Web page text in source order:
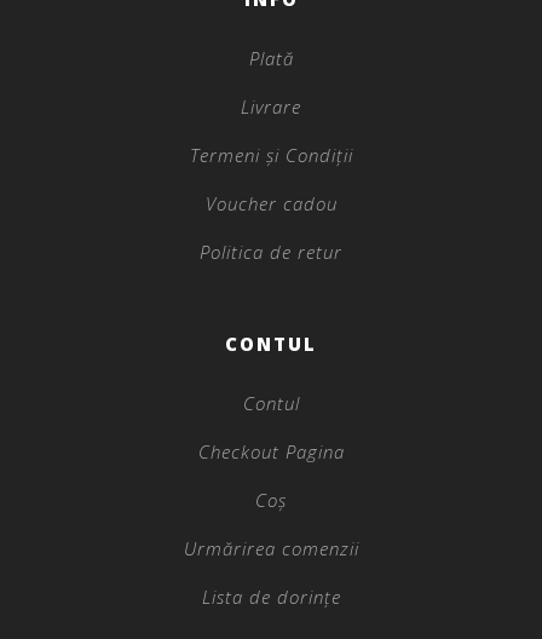
Plată
Livrare
Termeni și Condiții
Voucher cadou
Politica de retur
CONTUL
Contul
Checkout Pagina
Coș
Urmărirea comenzii
Lista de dorințe